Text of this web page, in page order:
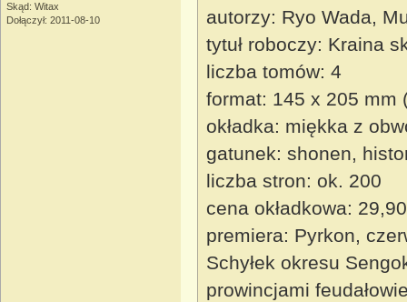
Skąd: Witax
Dołączył: 2011-08-10
autorzy: Ryo Wada,
tytuł roboczy: Kraina
liczba tomów: 4
format: 145 x 205 mm
okładka: miękka z
gatunek: shonen,
liczba stron: ok. 200
cena okładkowa: 29,90
premiera: Pyrkon,
Schyłek okresu
prowincjami